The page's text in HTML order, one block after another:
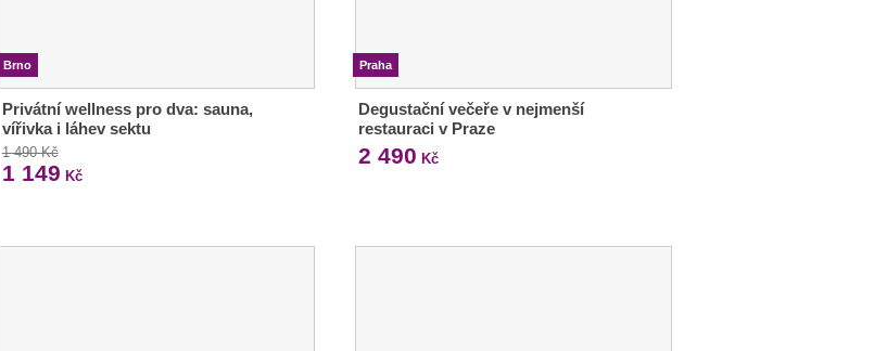
Brno
Privátní wellness pro dva: sauna,
vířivka i láhev sektu
1 490 Kč
1 149 Kč
Praha
Degustační večeře v nejmenší
restauraci v Praze
2 490 Kč